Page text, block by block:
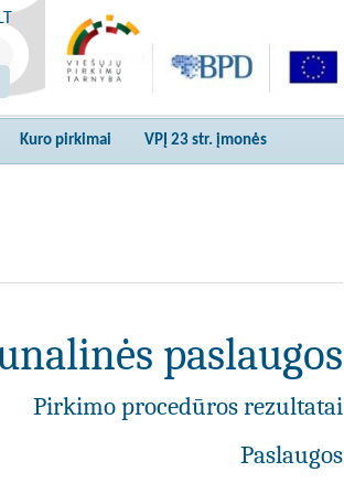
LT
Kuro pirkimai VPĮ 23 str. įmonės
paslaugos
Pirkimo procedūros rezultatai
Paslaugos